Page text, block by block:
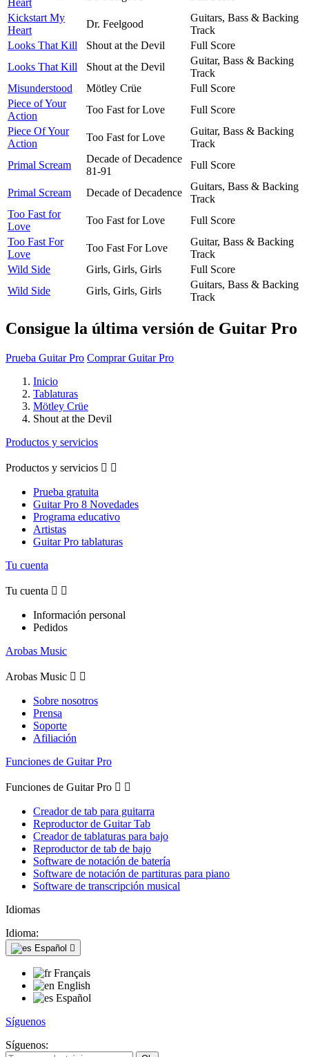
Kickstart My
Heart
Dr. Feelgood
Guitars, Bass & Backing
Track
Looks That Kill
Shout at the Devil
Full Score
Looks That Kill
Shout at the Devil
Guitar, Bass & Backing
Track
Misunderstood
Mötley Crüe
Full Score
Piece of Your
Action
Too Fast for Love
Full Score
Piece Of Your
Action
Too Fast for Love
Guitar, Bass & Backing
Track
Primal Scream
Decade of Decadence
81-91
Full Score
Primal Scream Decade of Decadence
Guitars, Bass & Backing
Track
Too Fast for
Love
Too Fast for Love
Full Score
Too Fast For
Love
Too Fast For Love
Guitar, Bass & Backing
Track
Wild Side
Girls, Girls, Girls
Full Score
Wild Side
Girls, Girls, Girls
Guitars, Bass & Backing
Track
Consigue la última versión de Guitar Pro
Prueba Guitar Pro Comprar Guitar Pro
Inicio
Tablaturas
Mötley Crüe
Shout at the Devil
Productos y servicios
Productos y servicios  
Prueba gratuita
Guitar Pro 8 Novedades
Programa educativo
Artistas
Guitar Pro tablaturas
Tu cuenta
Tu cuenta  
Información personal
Pedidos
Arobas Music
Arobas Music  
Sobre nosotros
Prensa
Soporte
Afiliación
Funciones de Guitar Pro
Funciones de Guitar Pro  
Creador de tab para guitarra
Reproductor de Guitar Tab
Creador de tablaturas para bajo
Reproductor de tab de bajo
Software de notación de batería
Software de notación de partituras para piano
Software de transcripción musical
Idiomas
Idioma:
Español 
Français
English
Español
Síguenos
Síguenos: